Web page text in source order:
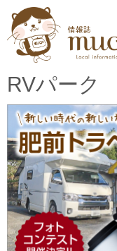
RVパーク